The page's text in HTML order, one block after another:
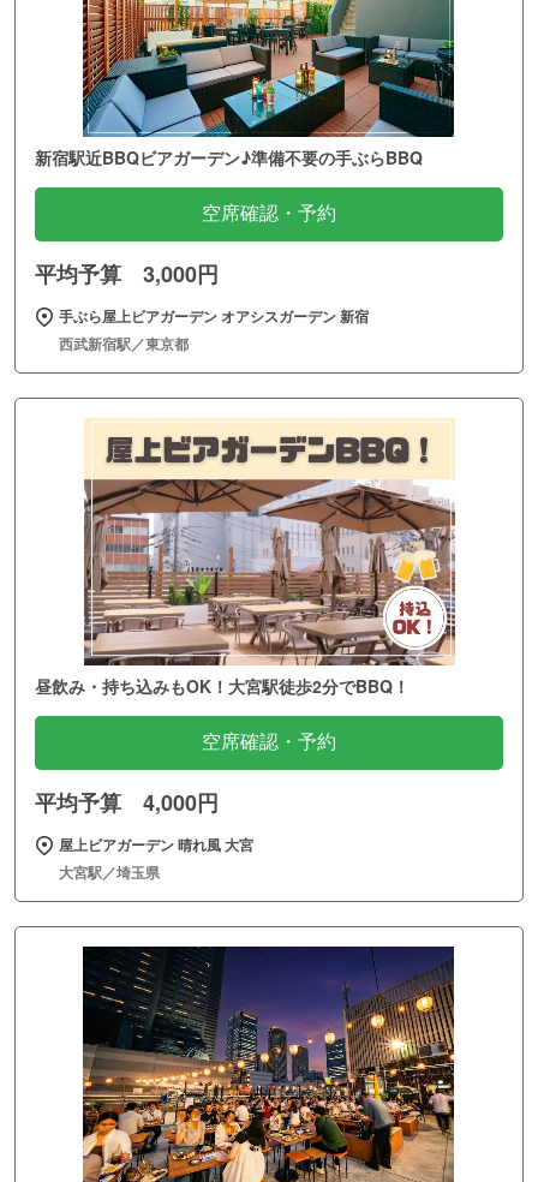
新宿駅近BBQビアガーデン♪準備不要の手ぶらBBQ
空席確認・予約
平均予算 3,000円
手ぶら屋上ビアガーデン オアシスガーデン 新宿
西武新宿駅／東京都
昼飲み・持ち込みもOK！大宮駅徒歩2分でBBQ！
空席確認・予約
平均予算 4,000円
屋上ビアガーデン 晴れ風 大宮
大宮駅／埼玉県